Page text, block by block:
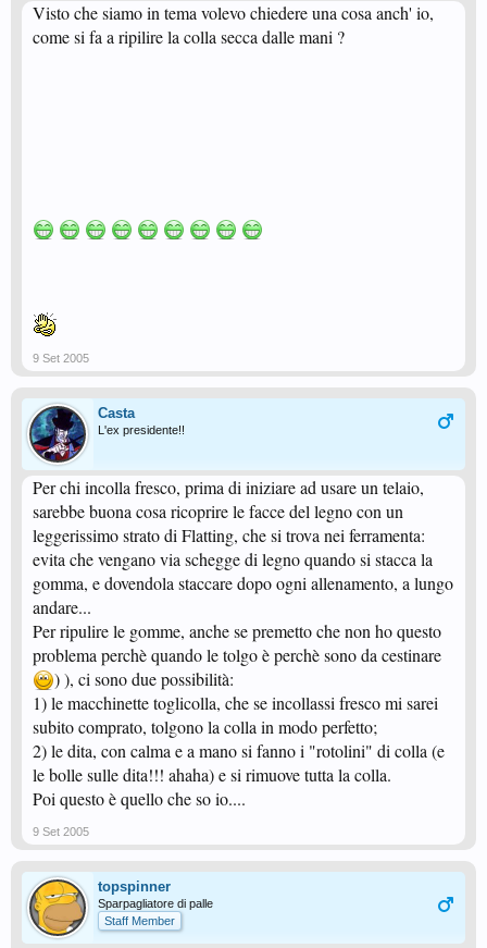
Visto che siamo in tema volevo chiedere una cosa anch' io,
come si fa a ripilire la colla secca dalle mani ?
9 Set 2005
Casta
L'ex presidente!!
Per chi incolla fresco, prima di iniziare ad usare un telaio,
sarebbe buona cosa ricoprire le facce del legno con un
leggerissimo strato di Flatting, che si trova nei ferramenta:
evita che vengano via schegge di legno quando si stacca la
gomma, e dovendola staccare dopo ogni allenamento, a lungo
andare...
Per ripulire le gomme, anche se premetto che non ho questo
problema perchè quando le tolgo è perchè sono da cestinare
) ), ci sono due possibilità:
1) le macchinette toglicolla, che se incollassi fresco mi sarei
subito comprato, tolgono la colla in modo perfetto;
2) le dita, con calma e a mano si fanno i "rotolini" di colla (e
le bolle sulle dita!!! ahaha) e si rimuove tutta la colla.
Poi questo è quello che so io....
9 Set 2005
topspinner
Sparpagliatore di palle
Staff Member